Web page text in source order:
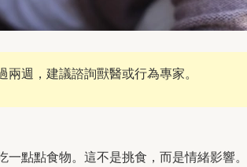
週，建議諮詢獸醫或行為專家。
點點食物。這不是挑食，而是情緒影響。